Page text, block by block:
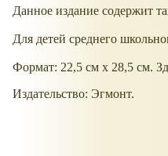
Данное издание содержит
Для детей среднего
Формат: 22,5 см x 28,5 см.
Издательство: Эгмонт.